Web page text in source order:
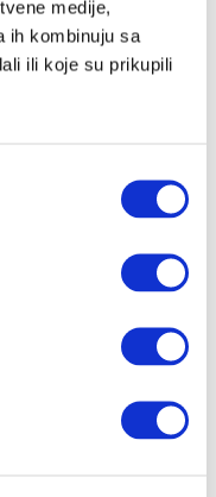
medije,
ih kombinuju sa
ili koje su prikupili
Britaniji
13.05.2024.
11.12.2023.